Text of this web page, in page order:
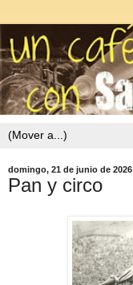
domingo, 21 de junio de 2026
Pan y circo